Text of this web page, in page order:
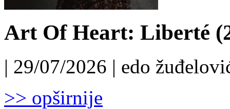
Art Of Heart: Liberté
| 29/07/2026 | edo
>> opširnije